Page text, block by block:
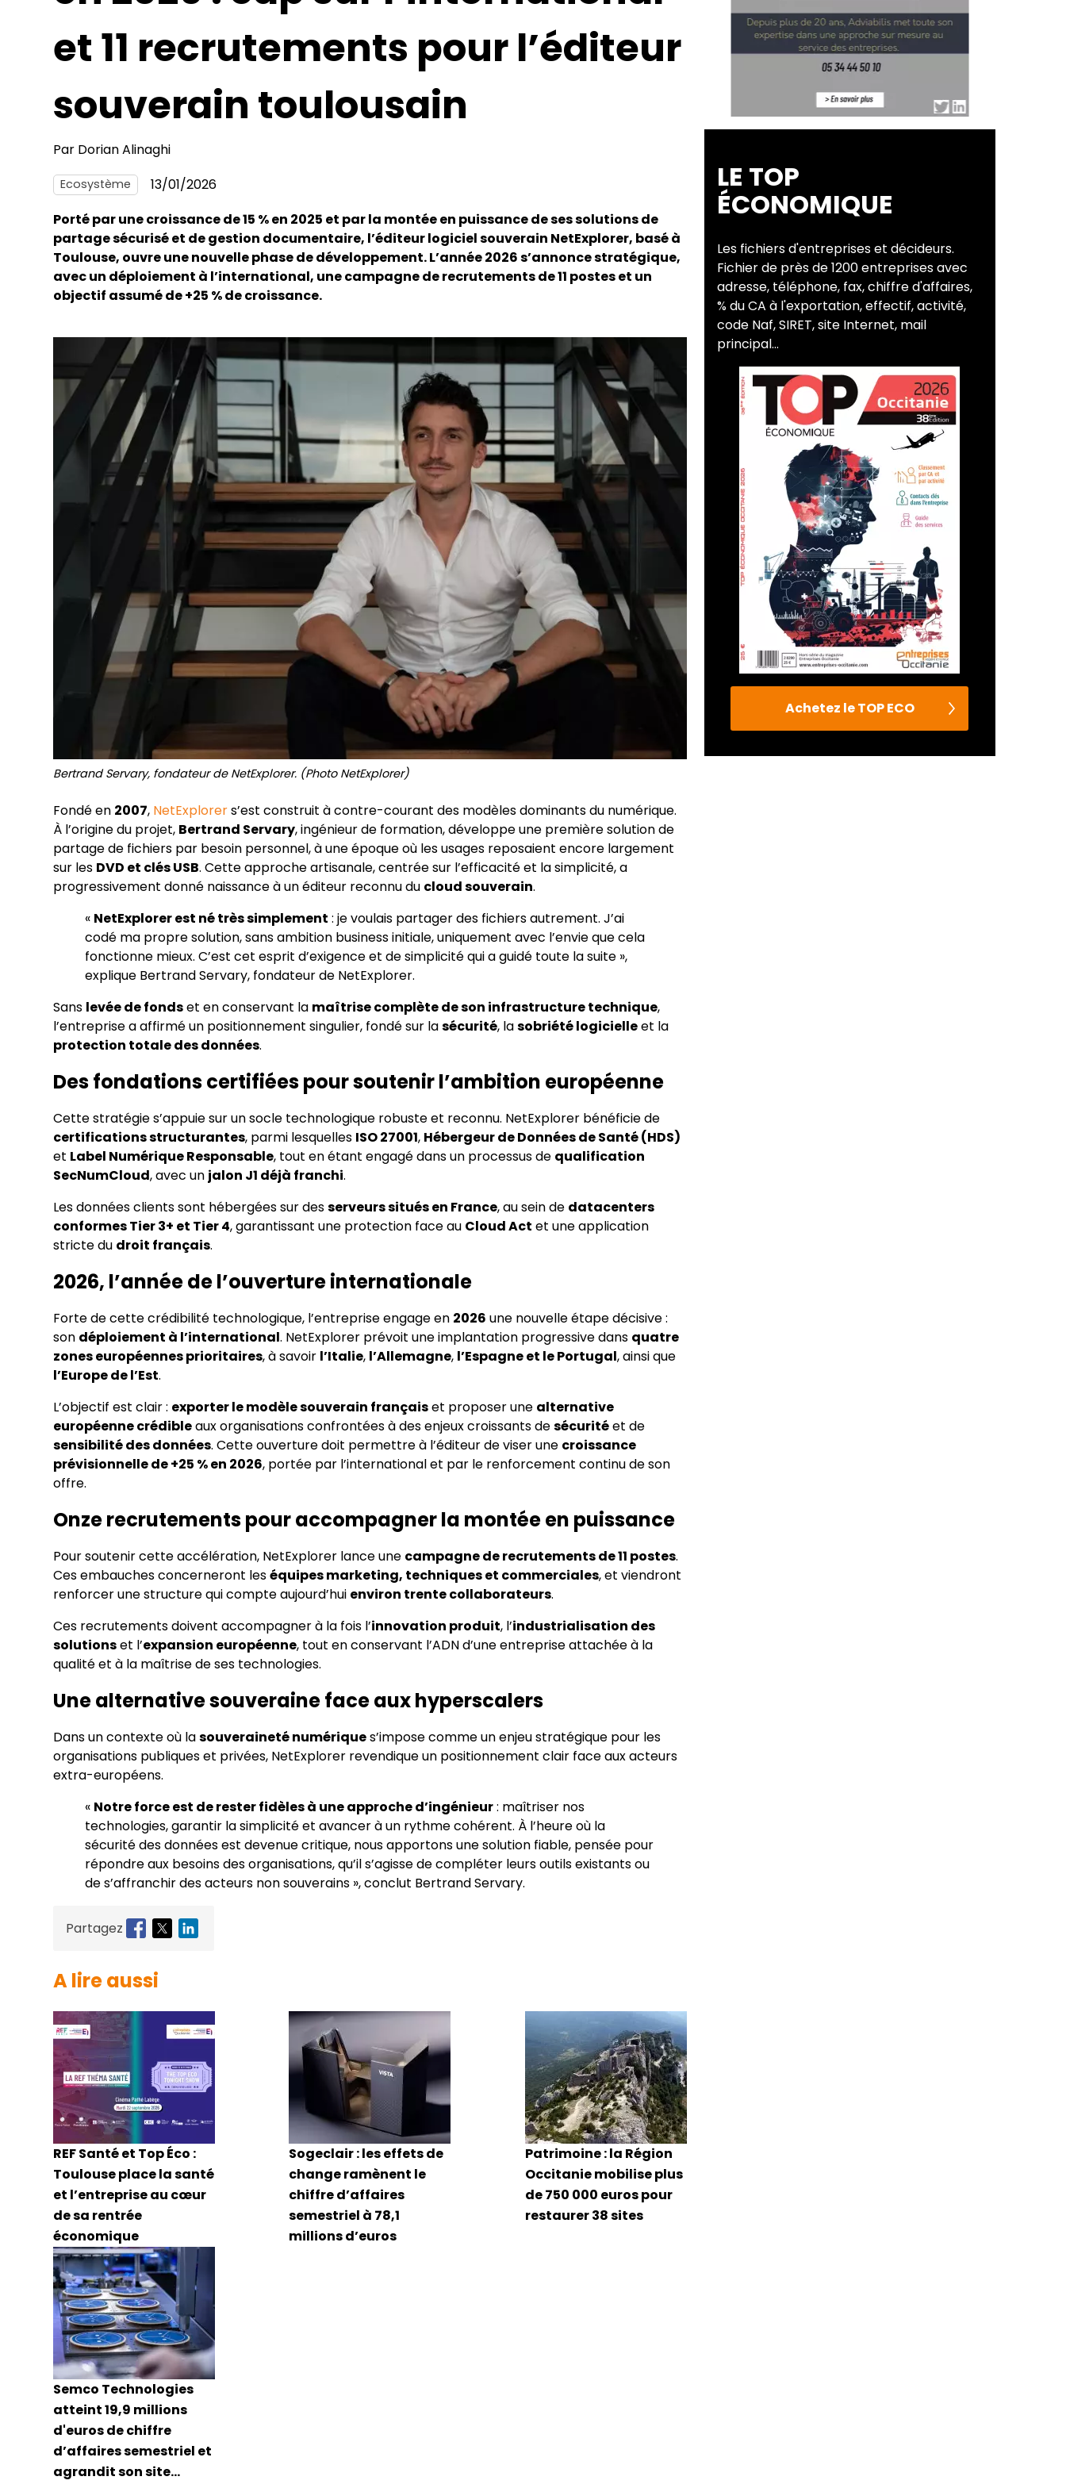
et 11 recrutements pour l’éditeur
souverain toulousain
Par Dorian Alinaghi
Ecosystème
13/01/2026
Porté par une croissance de 15 % en 2025 et par la montée en puissance de ses solutions de
partage sécurisé et de gestion documentaire, l’éditeur logiciel souverain NetExplorer, basé à
Toulouse, ouvre une nouvelle phase de développement. L’année 2026 s’annonce stratégique,
avec un déploiement à l’international, une campagne de recrutements de 11 postes et un
objectif assumé de +25 % de croissance.
Bertrand Servary, fondateur de NetExplorer. (Photo NetExplorer)
Fondé en 2007, NetExplorers’est construit à contre-courant des modèles dominants du numérique.
À l’origine du projet, Bertrand Servary, ingénieur de formation, développe une première solution de
partage de fichiers par besoin personnel, à une époque où les usages reposaient encore largement
sur les DVD et clés USB. Cette approche artisanale, centrée sur l’efficacité et la simplicité, a
progressivement donné naissance à un éditeur reconnu du cloud souverain.
« NetExplorer est né très simplement : je voulais partager des fichiers autrement. J’ai
codé ma propre solution, sans ambition business initiale, uniquement avec l’envie que cela
fonctionne mieux. C’est cet esprit d’exigence et de simplicité qui a guidé toute la suite »,
explique Bertrand Servary, fondateur de NetExplorer.
Sans levée de fondset en conservant la maîtrise complète de son infrastructure technique,
l’entreprise a affirmé un positionnement singulier, fondé sur lasécurité, lasobriété logicielleet la
protection totale des données.
Des fondations certifiées pour soutenir l’ambition européenne
Cette stratégie s’appuie sur un socle technologique robuste et reconnu. NetExplorer bénéficie de
certifications structurantes, parmi lesquelles ISO 27001, Hébergeur de Données de Santé (HDS)
et Label Numérique Responsable, tout en étant engagé dans un processus de qualification
SecNumCloud, avec un jalon J1 déjà franchi.
Les données clients sont hébergées sur desserveurs situés en France, au sein de datacenters
conformes Tier 3+ et Tier 4, garantissant une protection face au Cloud Act et une application
stricte du droit français.
2026, l’année de l’ouverture internationale
Forte de cette crédibilité technologique, l’entreprise engage en 2026 une nouvelle étape décisive :
son déploiement à l’international. NetExplorer prévoit une implantation progressive dans quatre
zones européennes prioritaires, à savoir l’Italie, l’Allemagne, l’Espagne et le Portugal, ainsi que
l’Europe de l’Est.
L’objectif est clair : exporter le modèle souverain françaiset proposer une alternative
européenne crédibleaux organisations confrontées à des enjeux croissants desécuritéet de
sensibilité des données. Cette ouverture doit permettre à l’éditeur de viser une croissance
prévisionnelle de +25 % en 2026, portée par l’international et par le renforcement continu de son
offre.
Onze recrutements pour accompagner la montée en puissance
Pour soutenir cette accélération, NetExplorer lance une campagne de recrutements de 11 postes.
Ces embauches concerneront leséquipes marketing, techniques et commerciales, et viendront
renforcer une structure qui compte aujourd’hui environ trente collaborateurs.
Ces recrutements doivent accompagner à la fois l’innovation produit, l’industrialisation des
solutionset l’expansion européenne, tout en conservant l’ADN d’une entreprise attachée à la
qualité et à la maîtrise de ses technologies.
Une alternative souveraine face aux hyperscalers
Dans un contexte où lasouveraineté numériques’impose comme un enjeu stratégique pour les
organisations publiques et privées, NetExplorer revendique un positionnement clair face aux acteurs
extra-européens.
« Notre force est de rester fidèles à une approche d’ingénieur: maîtriser nos
technologies, garantir la simplicité et avancer à un rythme cohérent. À l’heure où la
sécurité des données est devenue critique, nous apportons une solution fiable, pensée pour
répondre aux besoins des organisations, qu’il s’agisse de compléter leurs outils existants ou
de s’affranchir des acteurs non souverains », conclut Bertrand Servary.
Partagez
A lire aussi
REF Santé et Top Éco :
Toulouse place la santé
et l’entreprise au cœur
de sa rentrée
économique
Sogeclair : les effets de
change ramènent le
chiffre d’affaires
semestriel à 78,1
millions d’euros
Patrimoine : la Région
Occitanie mobilise plus
de 750 000 euros pour
restaurer 38 sites
Semco Technologies
atteint 19,9 millions
d'euros de chiffre
d’affaires semestriel et
agrandit son site
LE TOP
ÉCONOMIQUE
Les fichiers d'entreprises et décideurs.
Fichier de près de 1200 entreprises avec
adresse, téléphone, fax, chiffre d'affaires,
% du CA à l'exportation, effectif, activité,
code Naf, SIRET, site Internet, mail
principal...
Achetez le TOP ECO